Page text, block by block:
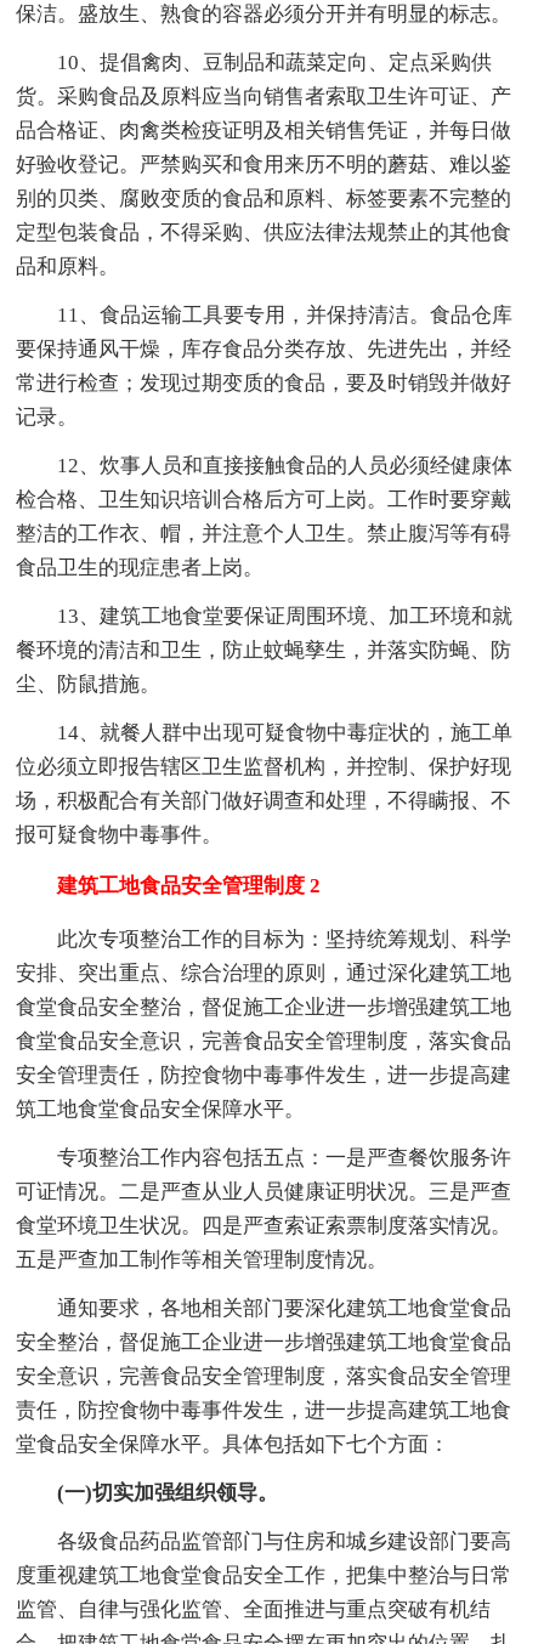
保洁。盛放生、熟食的容器必须分开并有明显的标志。
10、提倡禽肉、豆制品和蔬菜定向、定点采购供
货。采购食品及原料应当向销售者索取卫生许可证、产
品合格证、肉禽类检疫证明及相关销售凭证，并每日做
好验收登记。严禁购买和食用来历不明的蘑菇、难以鉴
别的贝类、腐败变质的食品和原料、标签要素不完整的
定型包装食品，不得采购、供应法律法规禁止的其他食
品和原料。
11、食品运输工具要专用，并保持清洁。食品仓库
要保持通风干燥，库存食品分类存放、先进先出，并经
常进行检查；发现过期变质的食品，要及时销毁并做好
记录。
12、炊事人员和直接接触食品的人员必须经健康体
检合格、卫生知识培训合格后方可上岗。工作时要穿戴
整洁的工作衣、帽，并注意个人卫生。禁止腹泻等有碍
食品卫生的现症患者上岗。
13、建筑工地食堂要保证周围环境、加工环境和就
餐环境的清洁和卫生，防止蚊蝇孳生，并落实防蝇、防
尘、防鼠措施。
14、就餐人群中出现可疑食物中毒症状的，施工单
位必须立即报告辖区卫生监督机构，并控制、保护好现
场，积极配合有关部门做好调查和处理，不得瞒报、不
报可疑食物中毒事件。
建筑工地食品安全管理制度 2
此次专项整治工作的目标为：坚持统筹规划、科学
安排、突出重点、综合治理的原则，通过深化建筑工地
食堂食品安全整治，督促施工企业进一步增强建筑工地
食堂食品安全意识，完善食品安全管理制度，落实食品
安全管理责任，防控食物中毒事件发生，进一步提高建
筑工地食堂食品安全保障水平。
专项整治工作内容包括五点：一是严查餐饮服务许
可证情况。二是严查从业人员健康证明状况。三是严查
食堂环境卫生状况。四是严查索证索票制度落实情况。
五是严查加工制作等相关管理制度情况。
通知要求，各地相关部门要深化建筑工地食堂食品
安全整治，督促施工企业进一步增强建筑工地食堂食品
安全意识，完善食品安全管理制度，落实食品安全管理
责任，防控食物中毒事件发生，进一步提高建筑工地食
堂食品安全保障水平。具体包括如下七个方面：
(一)切实加强组织领导。
各级食品药品监管部门与住房和城乡建设部门要高
度重视建筑工地食堂食品安全工作，把集中整治与日常
监管、自律与强化监管、全面推进与重点突破有机结